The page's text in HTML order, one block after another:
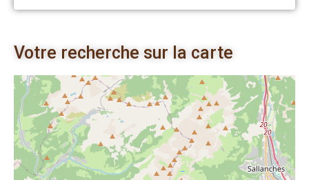
Votre recherche sur la carte
Charger la carte